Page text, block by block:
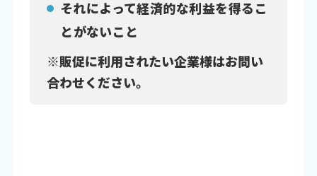
それによって経済的な利益を得るこ
とがないこと
※販促に利用されたい企業様はお問い
合わせください。